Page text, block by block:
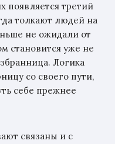
появляется третий
толкают людей на
не ожидали от
становится уже не
Логика
со своего пути,
себе прежнее
связаны и с